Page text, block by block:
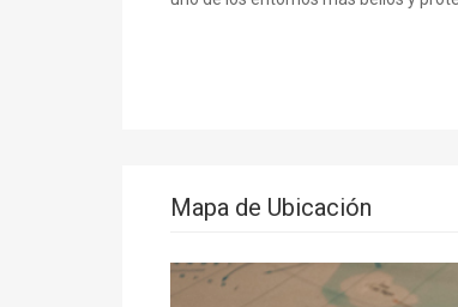
Mapa de Ubicación